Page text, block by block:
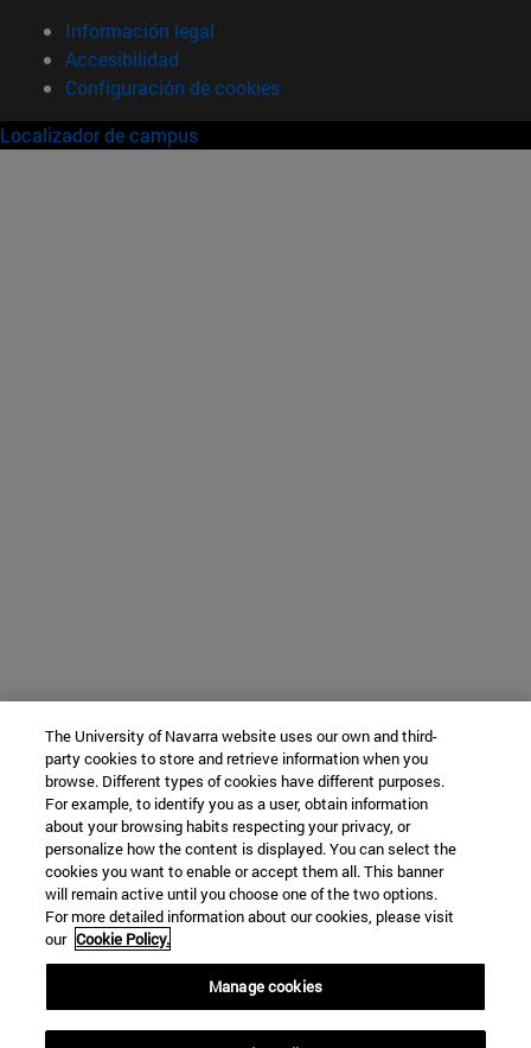
Información legal
Accesibilidad
Configuración de cookies
Localizador de campus
The University of Navarra website uses our own and third-
party cookies to store and retrieve information when you
browse. Different types of cookies have different purposes.
For example, to identify you as a user, obtain information
about your browsing habits respecting your privacy, or
personalize how the content is displayed. You can select the
cookies you want to enable or accept them all. This banner
will remain active until you choose one of the two options.
For more detailed information about our cookies, please visit
our Cookie Policy.
Manage cookies